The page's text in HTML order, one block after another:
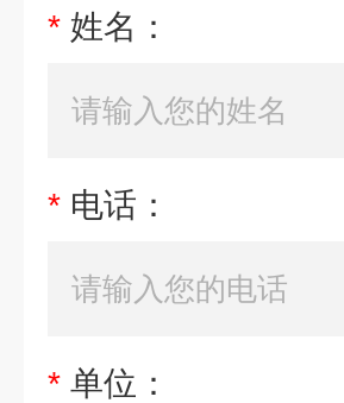
* 姓名：
* 电话：
* 单位：